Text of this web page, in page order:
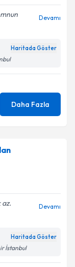
Devamı
Haritada Göster
Daha Fazla
Devamı
Haritada Göster
İstanbul